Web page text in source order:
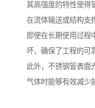
其高强度的特性使得
在流体输送或结构支
即使在长期使用过程
坏，确保了工程的可
此外，不锈钢管表面
气体时能够有效减少